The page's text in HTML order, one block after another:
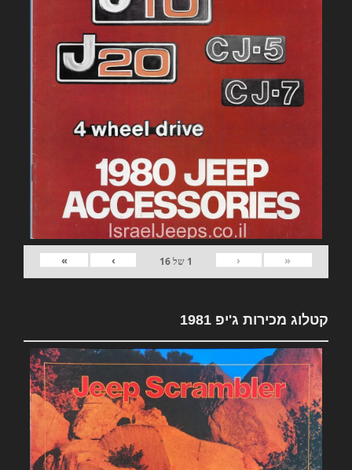
«
‹
1 של16
›
»
קטלוג מכירות ג'יפ 1981